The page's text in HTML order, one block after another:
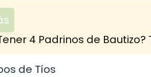
4 Padrinos de
de Tíos